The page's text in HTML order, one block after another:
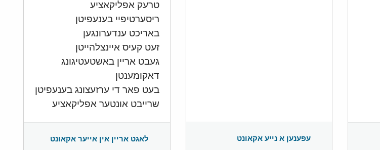
טרעק אפליקאציע
ריסערטיפיי בענעפיטן
באריכט ענדערונגען
זעט קעיס איינצלהייטן
געבט אריין באשטעטיגונג
דאקומענטן
בעט פאר די ערזעצונג בענעפיטן
שרייבט אונטער אפליקאציע
לאגט אריין אין אייער אקאונט עפענען א נייע אקאונט